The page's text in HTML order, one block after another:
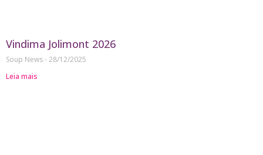
Vindima Jolimont 2026
Soup News 28/12/2025
Leia mais